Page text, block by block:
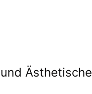
Ästhetische